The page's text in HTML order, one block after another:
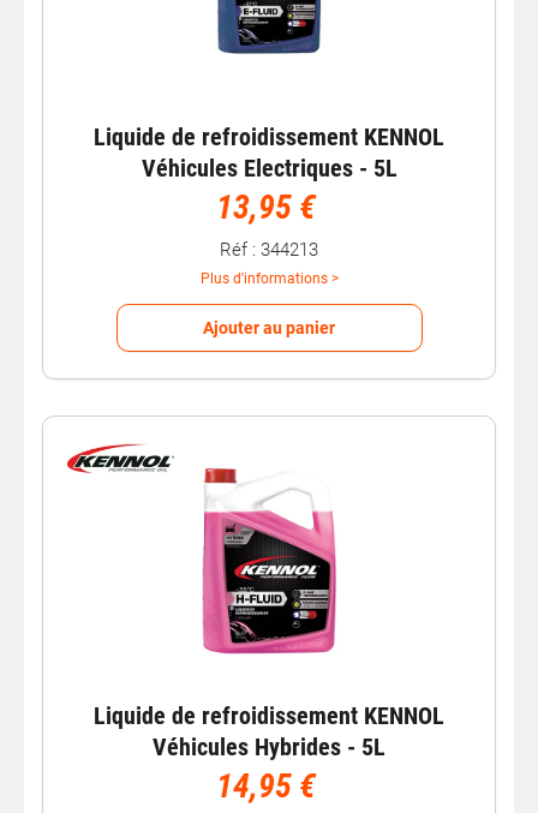
Liquide de refroidissement KENNOL
Véhicules Electriques - 5L
13,95 €
Réf : 344213
Plus d'informations >
Ajouter au panier
Liquide de refroidissement KENNOL
Véhicules Hybrides - 5L
14,95 €